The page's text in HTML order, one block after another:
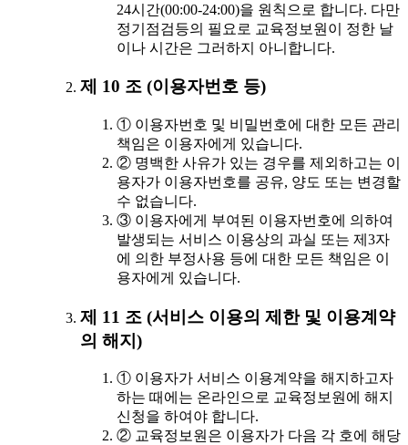
24시간(00:00-24:00)을 원칙으로 합니다. 다만
정기점검등의 필요로 교육정보원이 정한 날
이나 시간은 그러하지 아니합니다.
제 10 조 (이용자번호 등)
① 이용자번호 및 비밀번호에 대한 모든 관리
책임은 이용자에게 있습니다.
② 명백한 사유가 있는 경우를 제외하고는 이
용자가 이용자번호를 공유, 양도 또는 변경할
수 없습니다.
③ 이용자에게 부여된 이용자번호에 의하여
발생되는 서비스 이용상의 과실 또는 제3자
에 의한 부정사용 등에 대한 모든 책임은 이
용자에게 있습니다.
제 11 조 (서비스 이용의 제한 및 이용계약
의 해지)
① 이용자가 서비스 이용계약을 해지하고자
하는 때에는 온라인으로 교육정보원에 해지
신청을 하여야 합니다.
② 교육정보원은 이용자가 다음 각 호에 해당